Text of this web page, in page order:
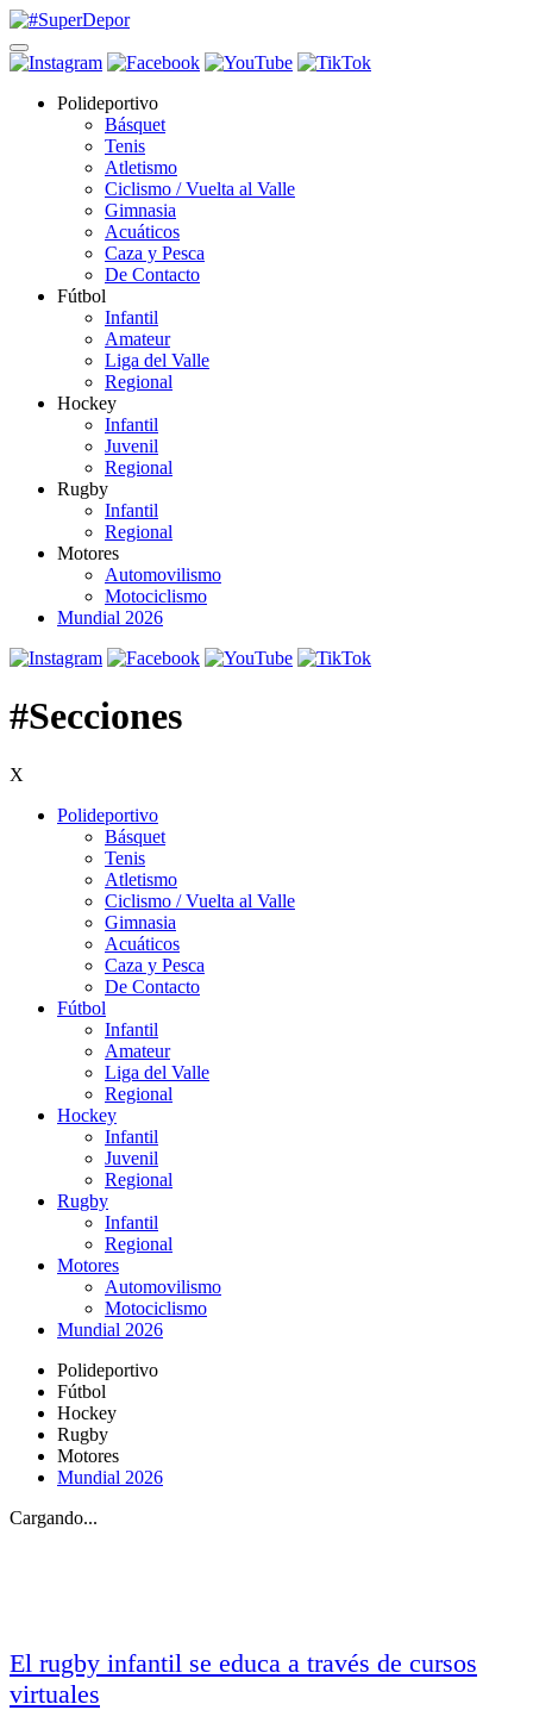
Polideportivo
Básquet
Tenis
Atletismo
Ciclismo / Vuelta al Valle
Gimnasia
Acuáticos
Caza y Pesca
De Contacto
Fútbol
Infantil
Amateur
Liga del Valle
Regional
Hockey
Infantil
Juvenil
Regional
Rugby
Infantil
Regional
Motores
Automovilismo
Motociclismo
Mundial 2026
#Secciones
X
Polideportivo
Básquet
Tenis
Atletismo
Ciclismo / Vuelta al Valle
Gimnasia
Acuáticos
Caza y Pesca
De Contacto
Fútbol
Infantil
Amateur
Liga del Valle
Regional
Hockey
Infantil
Juvenil
Regional
Rugby
Infantil
Regional
Motores
Automovilismo
Motociclismo
Mundial 2026
Polideportivo
Fútbol
Hockey
Rugby
Motores
Mundial 2026
Cargando...
El rugby infantil se educa a través de cursos
virtuales